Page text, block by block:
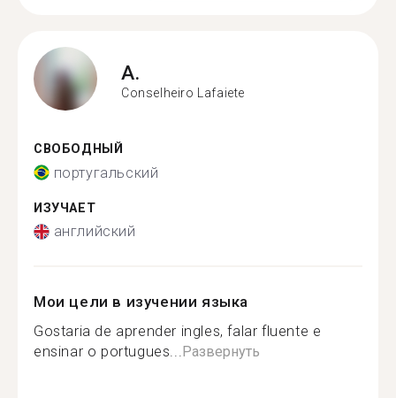
A.
Conselheiro Lafaiete
СВОБОДНЫЙ
португальский
ИЗУЧАЕТ
английский
Мои цели в изучении языка
Gostaria de aprender ingles, falar fluente e
ensinar o portugues...Развернуть